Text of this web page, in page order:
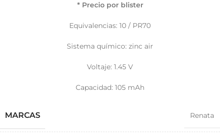
* Precio por blister
Equivalencias: 10 / PR70
Sistema químico: zinc air
Voltaje: 1.45 V
Capacidad: 105 mAh
MARCAS Renata